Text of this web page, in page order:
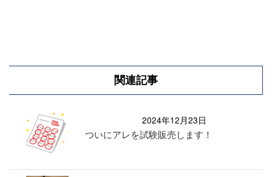
関連記事
2024年12月23日
ついにアレを試験販売します！